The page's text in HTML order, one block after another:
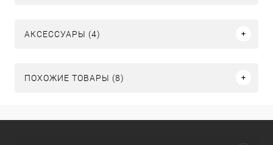
АКСЕССУАРЫ (4)
ПОХОЖИЕ ТОВАРЫ (8)